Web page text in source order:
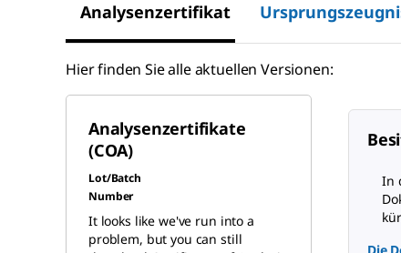
Analysenzertifikat
Hier finden Sie alle aktuellen Versionen:
Analysenzertifikate
(COA)
Lot/Batch
Number
It looks like we've run into a
problem, but you can still
In